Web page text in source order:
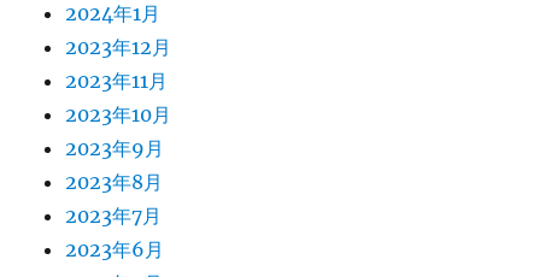
2024年1月
2023年12月
2023年11月
2023年10月
2023年9月
2023年8月
2023年7月
2023年6月